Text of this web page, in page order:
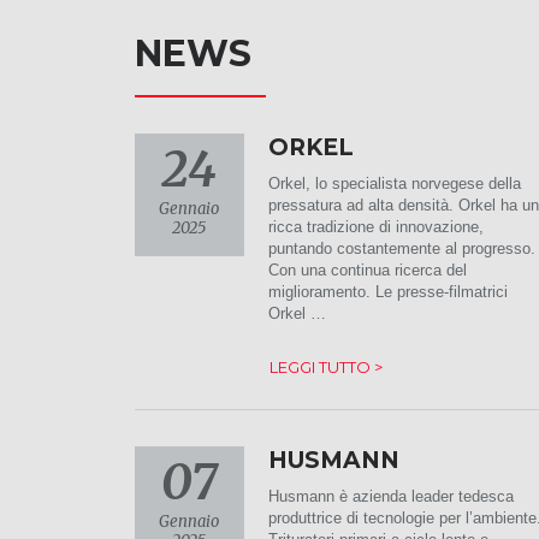
NEWS
24
Gennaio
2025
ORKEL
Orkel, lo specialista norvegese della
pressatura ad alta densità. Orkel ha
ricca tradizione di innovazione,
puntando costantemente al progresso.
Con una continua ricerca del
miglioramento. Le presse-filmatrici
Orkel …
LEGGI TUTTO >
07
Gennaio
HUSMANN
Husmann è azienda leader tedesca
produttrice di tecnologie per